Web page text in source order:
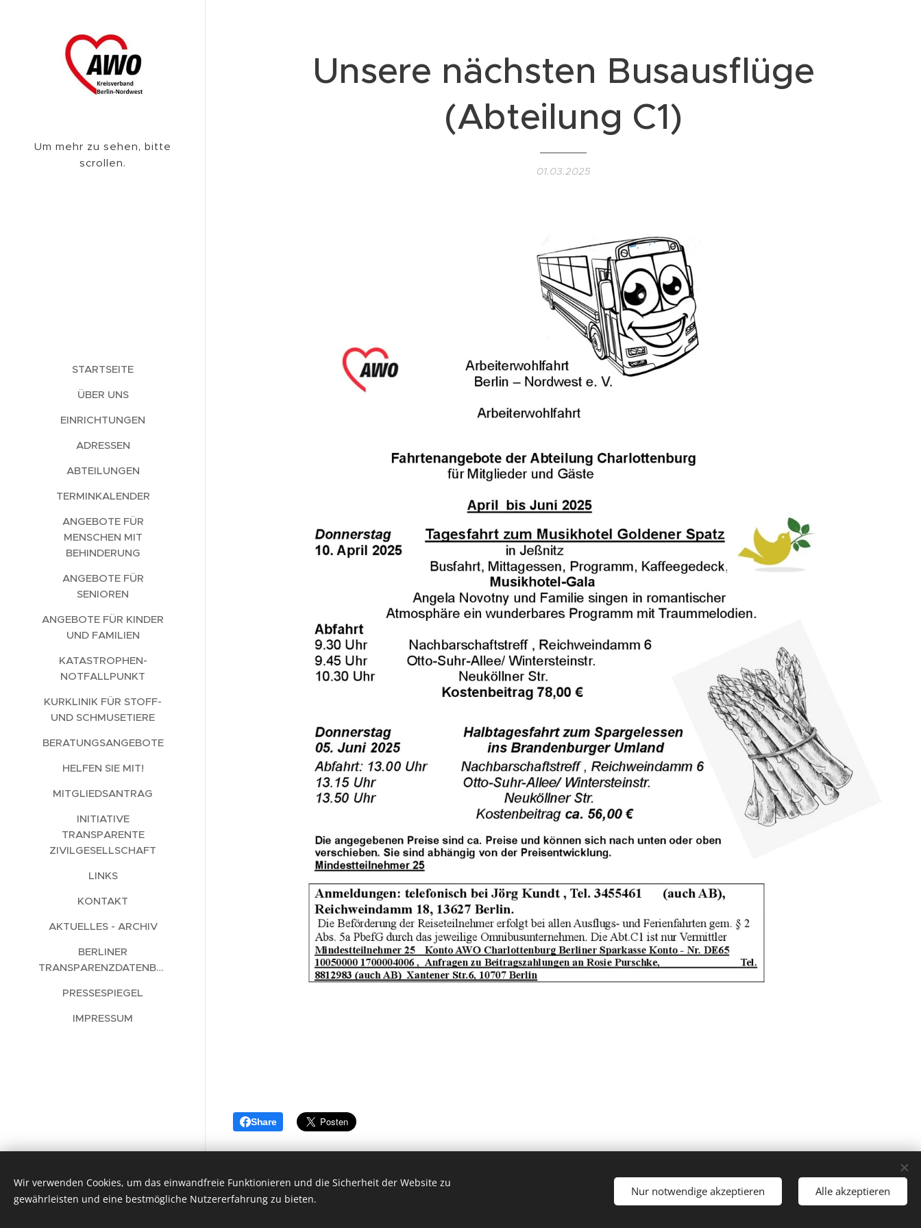
Um mehr zu sehen, bitte
scrollen.
STARTSEITE
ÜBER UNS
EINRICHTUNGEN
ADRESSEN
ABTEILUNGEN
TERMINKALENDER
ANGEBOTE FÜR
MENSCHEN MIT
BEHINDERUNG
ANGEBOTE FÜR
SENIOREN
ANGEBOTE FÜR KINDER
UND FAMILIEN
KATASTROPHEN-
NOTFALLPUNKT
KURKLINIK FÜR STOFF-
UND SCHMUSETIERE
BERATUNGSANGEBOTE
HELFEN SIE MIT!
MITGLIEDSANTRAG
INITIATIVE
TRANSPARENTE
ZIVILGESELLSCHAFT
LINKS
KONTAKT
AKTUELLES - ARCHIV
BERLINER
TRANSPARENZDATENBANK
PRESSESPIEGEL
IMPRESSUM
Unsere nächsten Busausflüge
(Abteilung C1)
01.03.2025
Share
Wir verwenden Cookies, um das einwandfreie Funktionieren und die Sicherheit der Website zu
gewährleisten und eine bestmögliche Nutzererfahrung zu bieten.
Nur notwendige akzeptieren Alle akzeptieren